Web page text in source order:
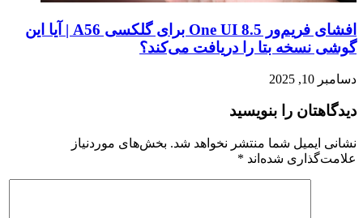
افشای فریم‌ور One UI 8.5 برای گلکسی A56 | آیا این
گوشی نسخه بتا را دریافت می‌کند؟
دسامبر 10, 2025
دیدگاهتان را بنویسید
نشانی ایمیل شما منتشر نخواهد شد. بخش‌های موردنیاز
علامت‌گذاری شده‌اند *